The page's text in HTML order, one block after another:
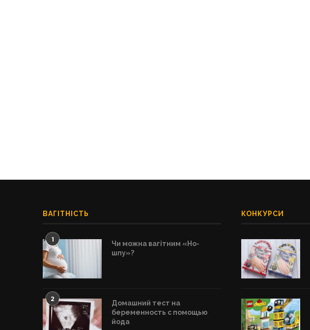
ВАГІТНІСТЬ
1
Чи можна вагітним «Но-
шпу»?
2
Домашний тест на
беременность с помощью
йода
КОНКУРСИ